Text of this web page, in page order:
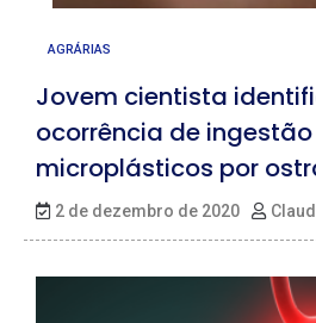
AGRÁRIAS
Jovem cientista
ocorrência de
microplásticos por
2 de dezembro de 2020